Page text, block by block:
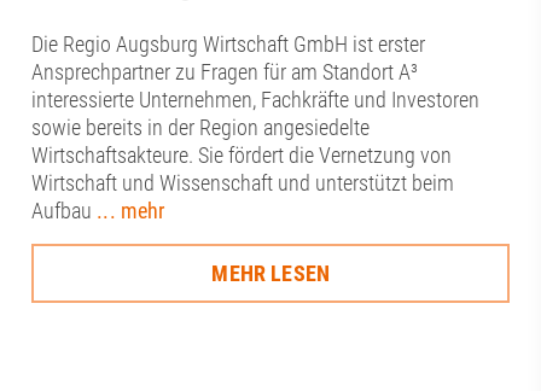
Die Regio Augsburg Wirtschaft GmbH ist erster
Ansprechpartner zu Fragen für am Standort A³
interessierte Unternehmen, Fachkräfte und Investoren
sowie bereits in der Region angesiedelte
Wirtschaftsakteure. Sie fördert die Vernetzung von
Wirtschaft und Wissenschaft und unterstützt beim
Aufbau ... mehr
MEHR LESEN